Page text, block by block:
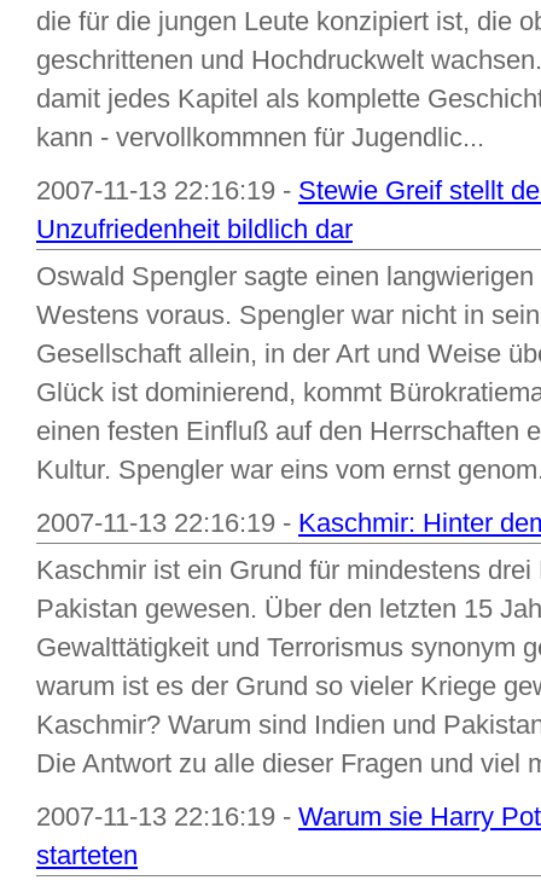
die für die jungen Leute konzipiert ist, die
geschrittenen und Hochdruckwelt
damit jedes Kapitel als komplette
kann - vervollkommnen für Jugendlic...
2007-11-13 22:16:19 - Stewie Greif stellt
Unzufriedenheit bildlich dar
Oswald Spengler sagte einen
Westens voraus. Spengler war nicht in
Gesellschaft allein, in der Art und Weise
Glück ist dominierend, kommt
einen festen Einfluß auf den Herrschaften
Kultur. Spengler war eins vom ernst
2007-11-13 22:16:19 - Kaschmir: Hinter
Kaschmir ist ein Grund für mindestens
Pakistan gewesen. Über den letzten 15
Gewalttätigkeit und Terrorismus synonym
warum ist es der Grund so vieler Kriege
Kaschmir? Warum sind Indien und
Die Antwort zu alle dieser Fragen und viel
2007-11-13 22:16:19 - Warum sie Harry
starteten